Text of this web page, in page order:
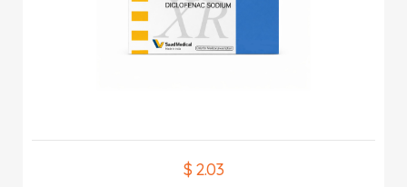
$ 2.03